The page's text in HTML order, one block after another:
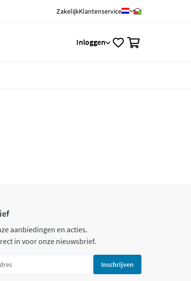
ZakelijkKlantenservice
Inloggen
aanbiedingen en acties.
in voor onze nieuwsbrief.
Inschrijven